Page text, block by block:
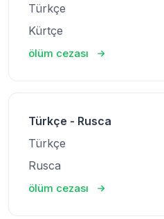
Türkçe
Kürtçe
ölüm cezası
Türkçe - Rusca
Türkçe
Rusca
ölüm cezası